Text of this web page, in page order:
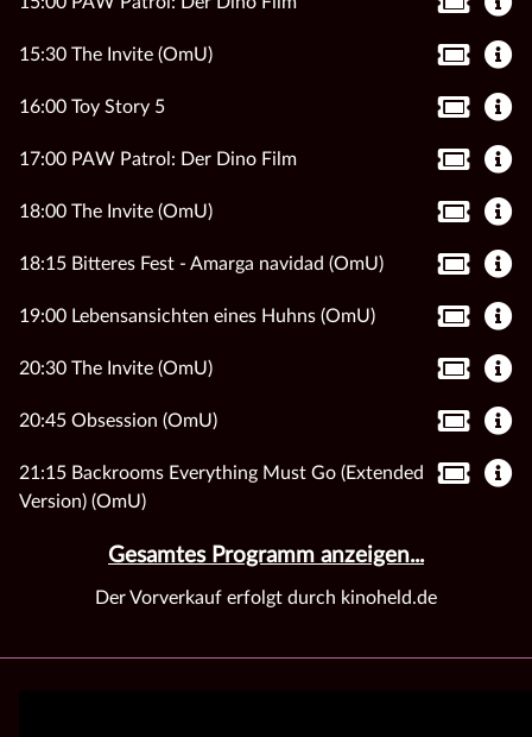
15:30 The Invite (OmU)
16:00 Toy Story 5
17:00 PAW Patrol: Der Dino Film
18:00 The Invite (OmU)
18:15 Bitteres Fest - Amarga navidad (OmU)
19:00 Lebensansichten eines Huhns (OmU)
20:30 The Invite (OmU)
20:45 Obsession (OmU)
21:15 Backrooms Everything Must Go (Extended
Version) (OmU)
Gesamtes Programm anzeigen...
Der Vorverkauf erfolgt durch kinoheld.de